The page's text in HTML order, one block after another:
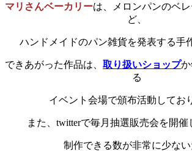
マリさんベーカリーは、メロンパンのベ
ど、
ハンドメイドのパン雑貨を発表する手
できあがった作品は、 取り扱いショップ
る
イベント会場で頒布活動してお
また、twitterで毎月抽選販売会を開催
制作できる数が非常に少な